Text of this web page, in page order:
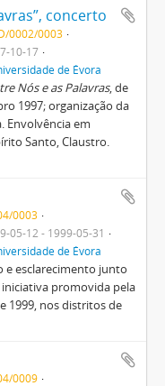
concerto
0002/0003
10-17
de Évora
Nós e as Palavras, de
1997; organização da
Envolvência em
Santo, Claustro.
0003
05-12 - 1999-05-31
de Évora
e esclarecimento junto
iniciativa promovida pela
1999, nos distritos de
0009